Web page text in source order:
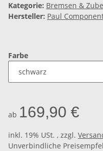
Kategorie: Bremsen &
Hersteller: Paul
Farbe
ab 169,90 €
inkl. 19% USt. , zzgl.
Unverbindliche